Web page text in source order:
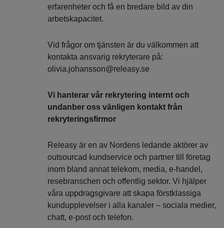
erfarenheter och få en bredare bild av din
arbetskapacitet.
Vid frågor om tjänsten är du välkommen att
kontakta ansvarig rekryterare på:
olivia.johansson@releasy.se
Vi hanterar vår rekrytering internt och
undanber oss vänligen kontakt från
rekryteringsfirmor
Releasy är en av Nordens ledande aktörer av
outsourcad kundservice och partner till företag
inom bland annat telekom, media, e-handel,
resebranschen och offentlig sektor. Vi hjälper
våra uppdragsgivare att skapa förstklassiga
kundupplevelser i alla kanaler – sociala medier,
chatt, e‑post och telefon.